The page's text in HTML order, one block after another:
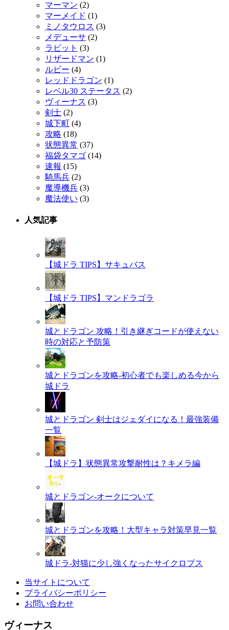
マーマン (2)
マーメイド (1)
ミノタウロス (3)
メデューサ (2)
ラビット (3)
リザードマン (1)
ルビー (4)
レッドドラゴン (1)
レベル30 ステータス (2)
ヴィーナス (3)
剣士 (2)
城下町 (4)
攻略 (18)
状態異常 (37)
福袋タマゴ (14)
速報 (15)
騎馬兵 (2)
魔導機兵 (3)
魔法使い (3)
人気記事
【城ドラ TIPS】サキュバス
【城ドラ TIPS】マンドラゴラ
城とドラゴン 攻略！引き継ぎコードが使えない
時の対応と予防策
城とドラゴンを攻略-初心者でも楽しめる今から
城ドラ
城とドラゴン 剣士はジェダイになる！最強装備
一覧
【城ドラ】状態異常攻撃耐性は？キメラ編
城とドラゴン-オークについて
城とドラゴンを攻略！大型キャラ対策早見一覧
城ドラ-対猫に少し強くなったサイクロプス
当サイトについて
プライバシーポリシー
お問い合わせ
ヴィーナス